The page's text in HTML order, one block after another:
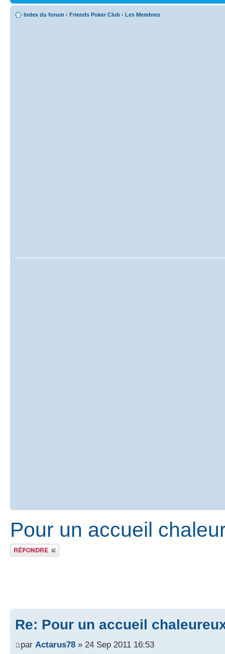
Index du forum ‹ Friends Poker Club ‹ Les Membres
Pour un accueil
Publier une réponse
Re: Pour un accueil
par Actarus78 » 24 Sep 2011 16:53